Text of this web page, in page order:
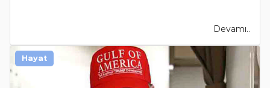
Devamı..
Hayat